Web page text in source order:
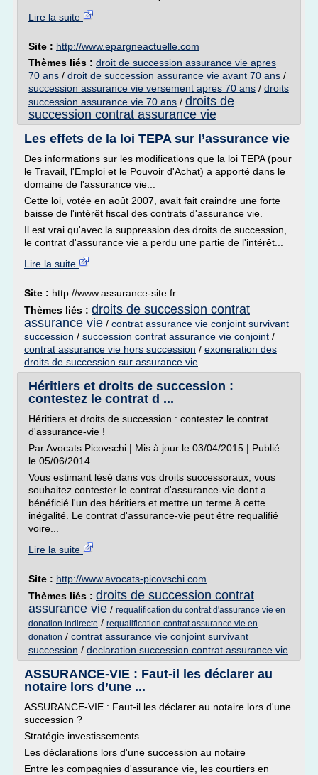
Lire la suite
Site : http://www.epargneactuelle.com
Thèmes liés : droit de succession assurance vie apres
70 ans / droit de succession assurance vie avant 70 ans /
succession assurance vie versement apres 70 ans / droits
succession assurance vie 70 ans / droits de
succession contrat assurance vie
Les effets de la loi TEPA sur l’assurance vie
Des informations sur les modifications que la loi TEPA (pour
le Travail, l'Emploi et le Pouvoir d'Achat) a apporté dans le
domaine de l'assurance vie...
Cette loi, votée en août 2007, avait fait craindre une forte
baisse de l'intérêt fiscal des contrats d'assurance vie.
Il est vrai qu'avec la suppression des droits de succession,
le contrat d'assurance vie a perdu une partie de l'intérêt...
Lire la suite
Site : http://www.assurance-site.fr
Thèmes liés : droits de succession contrat
assurance vie / contrat assurance vie conjoint survivant
succession / succession contrat assurance vie conjoint /
contrat assurance vie hors succession / exoneration des
droits de succession sur assurance vie
Héritiers et droits de succession :
contestez le contrat d ...
Héritiers et droits de succession : contestez le contrat
d'assurance-vie !
Par Avocats Picovschi | Mis à jour le 03/04/2015 | Publié
le 05/06/2014
Vous estimant lésé dans vos droits successoraux, vous
souhaitez contester le contrat d'assurance-vie dont a
bénéficié l'un des héritiers et mettre un terme à cette
inégalité. Le contrat d'assurance-vie peut être requalifié
voire...
Lire la suite
Site : http://www.avocats-picovschi.com
Thèmes liés : droits de succession contrat
assurance vie / requalification du contrat d'assurance vie en
donation indirecte / requalification contrat assurance vie en
donation / contrat assurance vie conjoint survivant
succession / declaration succession contrat assurance vie
ASSURANCE-VIE : Faut-il les déclarer au
notaire lors d’une ...
ASSURANCE-VIE : Faut-il les déclarer au notaire lors d'une
succession ?
Stratégie investissements
Les déclarations lors d'une succession au notaire
Entre les compagnies d'assurance vie, les courtiers en